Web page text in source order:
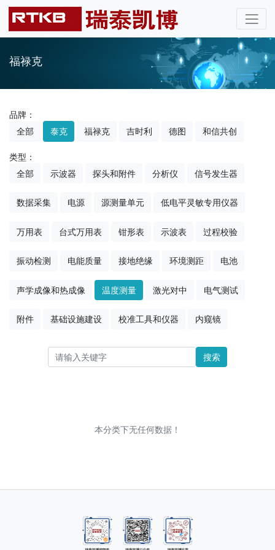
福禄克
品牌：
全部
泰克 福禄克 吉时利 德图 和信共创
类型：
全部
示波器 探头和附件 分析仪 信号发生器
数据采集 电源 源测量单元 低电平灵敏专用仪器
万用表 台式万用表 钳形表 示波表 过程校验
振动检测 电能质量 接地绝缘 环境测距 电池
声学成像和热成像 温度测量 激光对中 电气测试
附件 基础设施建设 校准工具和仪器 内窥镜
搜索
本分类下无任何数据！